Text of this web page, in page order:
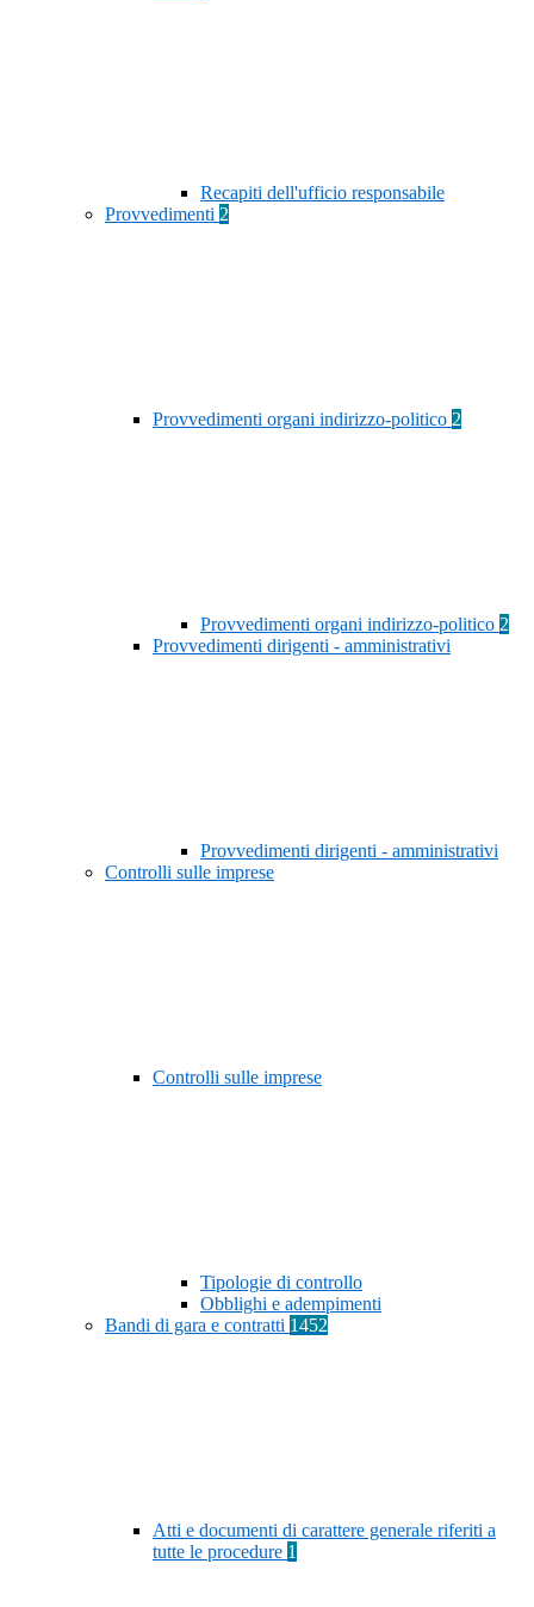
Recapiti dell'ufficio responsabile
Provvedimenti 2
Provvedimenti organi indirizzo-politico 2
Provvedimenti organi indirizzo-politico 2
Provvedimenti dirigenti - amministrativi
Provvedimenti dirigenti - amministrativi
Controlli sulle imprese
Controlli sulle imprese
Tipologie di controllo
Obblighi e adempimenti
Bandi di gara e contratti 1452
Atti e documenti di carattere generale riferiti a
tutte le procedure 1